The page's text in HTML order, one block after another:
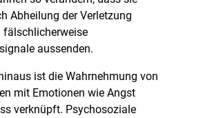
Abheilung der Verletzung
fälschlicherweise
aussenden.
ist die Wahrnehmung von
mit Emotionen wie Angst
verknüpft. Psychosoziale